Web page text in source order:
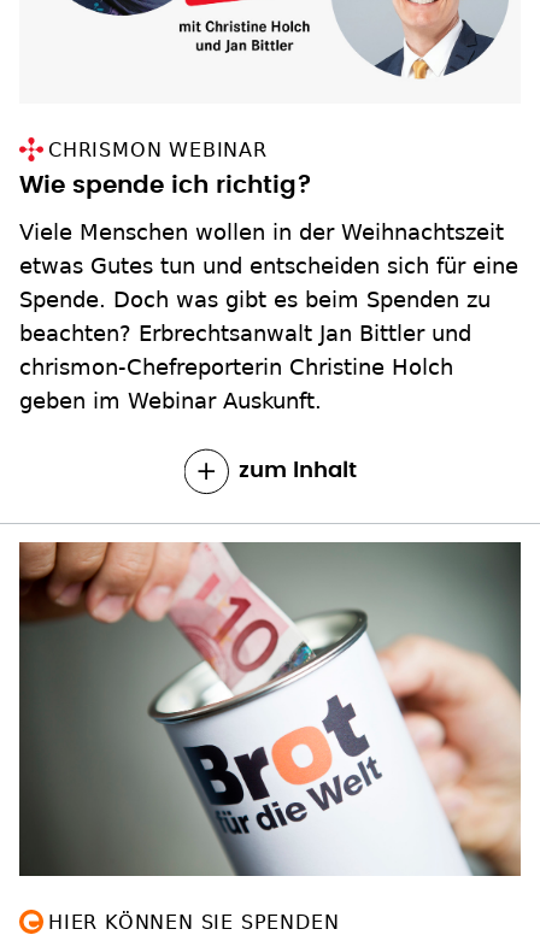
CHRISMON WEBINAR
Wie spende ich richtig?
Viele Menschen wollen in der Weihnachtszeit
etwas Gutes tun und entscheiden sich für eine
Spende. Doch was gibt es beim Spenden zu
beachten? Erbrechtsanwalt Jan Bittler und
chrismon-Chefreporterin Christine Holch
geben im Webinar Auskunft.
zum Inhalt
HIER KÖNNEN SIE SPENDEN